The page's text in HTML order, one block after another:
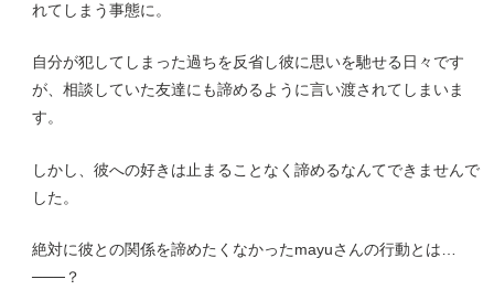
れてしまう事態に。
自分が犯してしまった過ちを反省し彼に思いを馳せる日々です
が、相談していた友達にも諦めるように言い渡されてしまいま
す。
しかし、彼への好きは止まることなく諦めるなんてできませんで
した。
絶対に彼との関係を諦めたくなかったmayuさんの行動とは…
───？